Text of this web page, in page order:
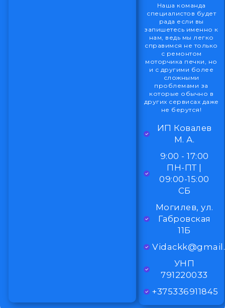
Наша команда
специалистов будет
рада если вы
запишетесь именно к
нам, ведь мы легко
справимся не только
с ремонтом
моторчика печки, но
и с другими более
сложными
проблемами за
которые обычно в
других сервисах даже
не берутся!
ИП Ковалев
М. А.
9:00 - 17:00
ПН-ПТ |
09:00-15:00
СБ
Могилев, ул.
Габровская
11Б
УНП
791220033
+375336911845